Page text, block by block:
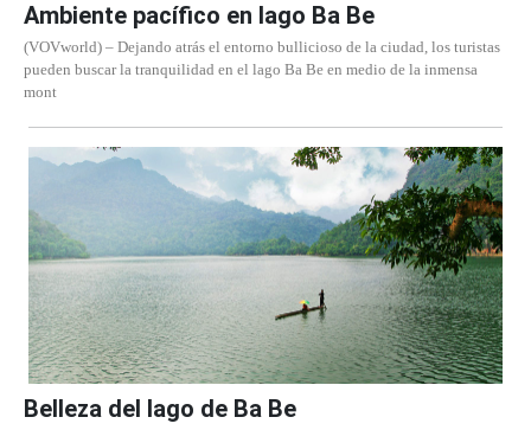
Ambiente pacífico en lago Ba Be
(VOVworld) – Dejando atrás el entorno bullicioso de la ciudad, los turistas
pueden buscar la tranquilidad en el lago Ba Be en medio de la inmensa
mont
Belleza del lago de Ba Be